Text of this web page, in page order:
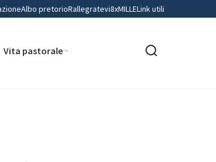
Albo pretorioRallegratevi8xMILLELink utili
Vita pastorale